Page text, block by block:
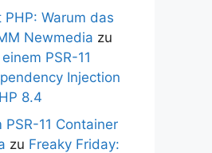
Warum das
Newmedia zu
PSR-11
Injection
8.4
11 Container
zu Freaky Friday: